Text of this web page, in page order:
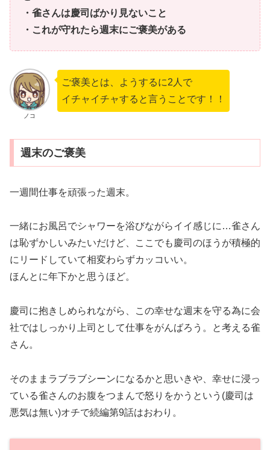
・雀さんは慶司ばかり見ないこと
・これが守れたら週末にご褒美がある
ノコ
ご褒美とは、ようするに2人で
イチャイチャすると言うことです！！
週末のご褒美
一週間仕事を頑張った週末。
一緒にお風呂でシャワーを浴びながらイイ感じに…雀さん
は恥ずかしいみたいだけど、ここでも慶司のほうが積極的
にリードしていて相変わらずカッコいい。
ほんとに年下かと思うほど。
慶司に抱きしめられながら、この幸せな週末を守る為に会
社ではしっかり上司として仕事をがんばろう。と考える雀
さん。
そのままラブラブシーンになるかと思いきや、幸せに浸っ
ている雀さんのお腹をつまんで怒りをかうという(慶司は
悪気は無い)オチで続編第9話はおわり。